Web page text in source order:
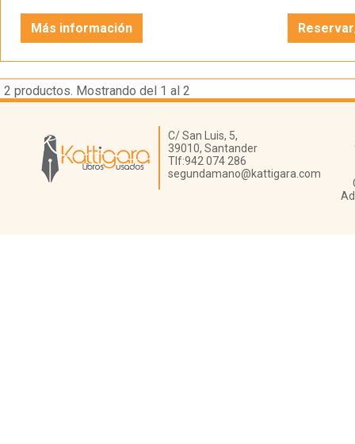
Más información
2 productos. Mostrando del 1 al 2
Librería Kattigara
C/ San Luis, 5,
39010, Santander
Tlf:942 074 286
segundamano@kattigara.com